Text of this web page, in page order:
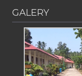
GALERY